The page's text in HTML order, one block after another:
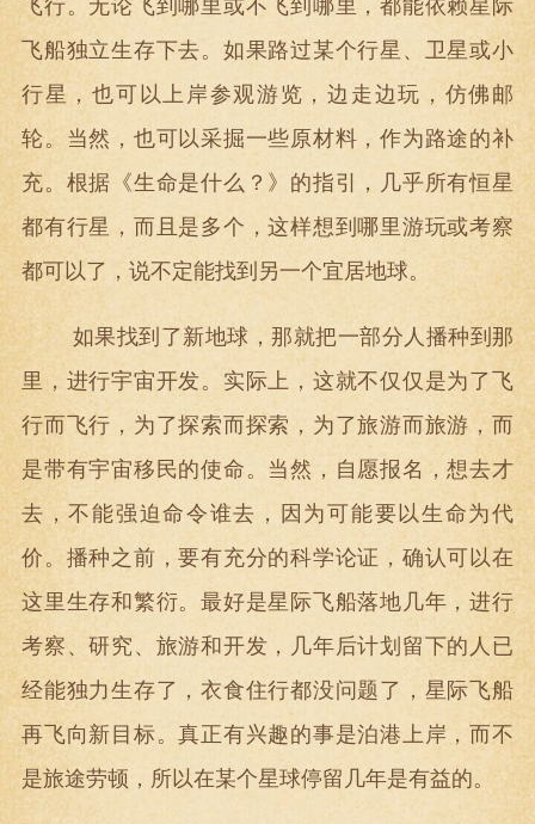
飞行。无论飞到哪里或不飞到哪里，都能依赖星际
飞船独立生存下去。如果路过某个行星、卫星或小
行星，也可以上岸参观游览，边走边玩，仿佛邮
轮。当然，也可以采掘一些原材料，作为路途的补
充。根据《生命是什么？》的指引，几乎所有恒星
都有行星，而且是多个，这样想到哪里游玩或考察
都可以了，说不定能找到另一个宜居地球。
如果找到了新地球，那就把一部分人播种到那
里，进行宇宙开发。实际上，这就不仅仅是为了飞
行而飞行，为了探索而探索，为了旅游而旅游，而
是带有宇宙移民的使命。当然，自愿报名，想去才
去，不能强迫命令谁去，因为可能要以生命为代
价。播种之前，要有充分的科学论证，确认可以在
这里生存和繁衍。最好是星际飞船落地几年，进行
考察、研究、旅游和开发，几年后计划留下的人已
经能独力生存了，衣食住行都没问题了，星际飞船
再飞向新目标。真正有兴趣的事是泊港上岸，而不
是旅途劳顿，所以在某个星球停留几年是有益的。